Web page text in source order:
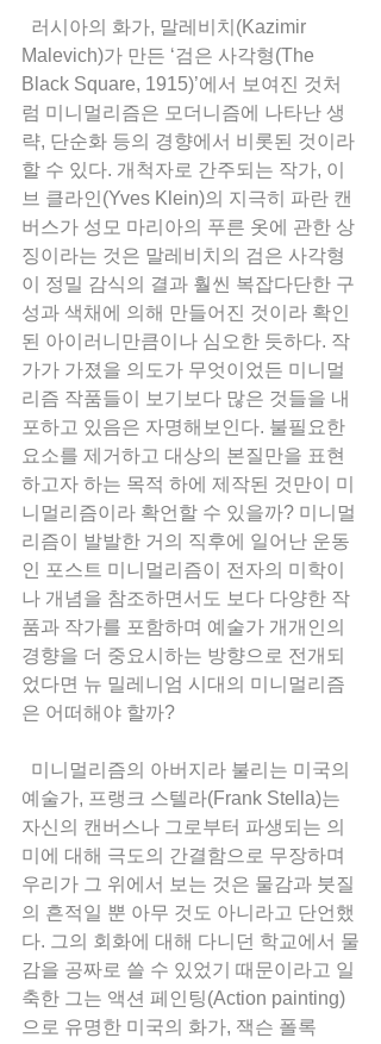
Malevich)가 만든 ‘검은 사각형(The
Black Square, 1915)’에서 보여진 것처
럼 미니멀리즘은 모더니즘에 나타난 생
략, 단순화 등의 경향에서 비롯된 것이라
할 수 있다. 개척자로 간주되는 작가, 이
브 클라인(Yves Klein)의 지극히 파란 캔
버스가 성모 마리아의 푸른 옷에 관한 상
징이라는 것은 말레비치의 검은 사각형
이 정밀 감식의 결과 훨씬 복잡다단한 구
성과 색채에 의해 만들어진 것이라 확인
된 아이러니만큼이나 심오한 듯하다. 작
가가 가졌을 의도가 무엇이었든 미니멀
리즘 작품들이 보기보다 많은 것들을 내
포하고 있음은 자명해보인다. 불필요한
요소를 제거하고 대상의 본질만을 표현
하고자 하는 목적 하에 제작된 것만이 미
니멀리즘이라 확언할 수 있을까? 미니멀
리즘이 발발한 거의 직후에 일어난 운동
인 포스트 미니멀리즘이 전자의 미학이
나 개념을 참조하면서도 보다 다양한 작
품과 작가를 포함하며 예술가 개개인의
경향을 더 중요시하는 방향으로 전개되
었다면 뉴 밀레니엄 시대의 미니멀리즘
은 어떠해야 할까?
예술가, 프랭크 스텔라(Frank Stella)는
자신의 캔버스나 그로부터 파생되는 의
미에 대해 극도의 간결함으로 무장하며
우리가 그 위에서 보는 것은 물감과 붓질
의 흔적일 뿐 아무 것도 아니라고 단언했
다. 그의 회화에 대해 다니던 학교에서 물
감을 공짜로 쓸 수 있었기 때문이라고 일
축한 그는 액션 페인팅(Action painting)
으로 유명한 미국의 화가, 잭슨 폴록